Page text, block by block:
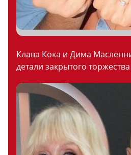
Клава Кока и Дима
детали закрытого